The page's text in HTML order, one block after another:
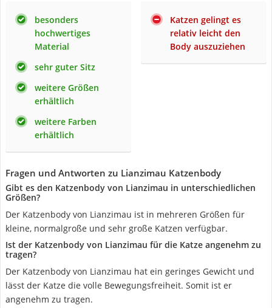
besonders
hochwertiges
Material
sehr guter Sitz
weitere Größen
erhältlich
weitere Farben
erhältlich
Katzen gelingt es
relativ leicht den
Body auszuziehen
Fragen und Antworten zu Lianzimau Katzenbody
Gibt es den Katzenbody von Lianzimau in unterschiedlichen
Größen?
Der Katzenbody von Lianzimau ist in mehreren Größen für
kleine, normalgroße und sehr große Katzen verfügbar.
Ist der Katzenbody von Lianzimau für die Katze angenehm zu
tragen?
Der Katzenbody von Lianzimau hat ein geringes Gewicht und
lässt der Katze die volle Bewegungsfreiheit. Somit ist er
angenehm zu tragen.